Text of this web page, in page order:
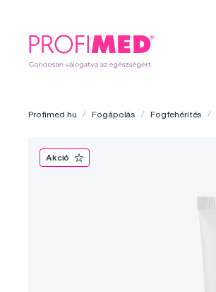
Profimed.hu Fogápolás Fogfehérítés
Akció